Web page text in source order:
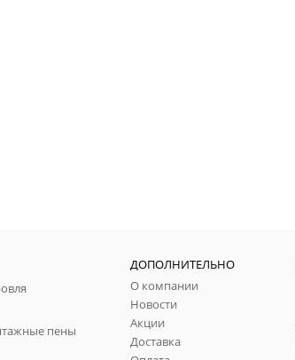
пены
ДОПОЛНИТЕЛЬНО
О компании
Новости
Акции
Доставка